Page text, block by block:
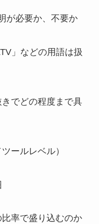
が必要か、不要か
などの用語は扱
でどの程度まで具
ールレベル）
率で盛り込むのか